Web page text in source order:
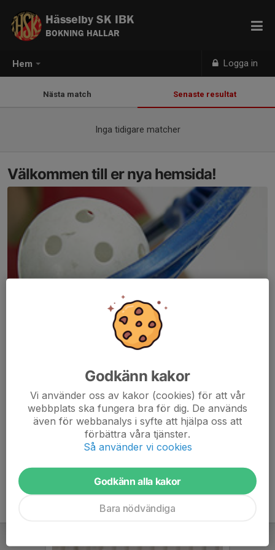
Hem Logga in
Hässelby SK IBK
BOKNING HALLAR
Nästa match Senaste resultat
Inga tidigare matcher
Välkommen till er nya hemsida!
Här hamnar automatiskt de senaste nyheterna på hemsidan. För
att kunna börja administrera hemsidan loggar du in högst upp till
höger.
Godkänn kakor
Vi använder oss av kakor (cookies) för att vår
webbplats ska fungera bra för dig. De används
även för webbanalys i syfte att hjälpa oss att
förbättra våra tjänster.
Så använder vi cookies
Godkänn alla kakor
Bara nödvändiga